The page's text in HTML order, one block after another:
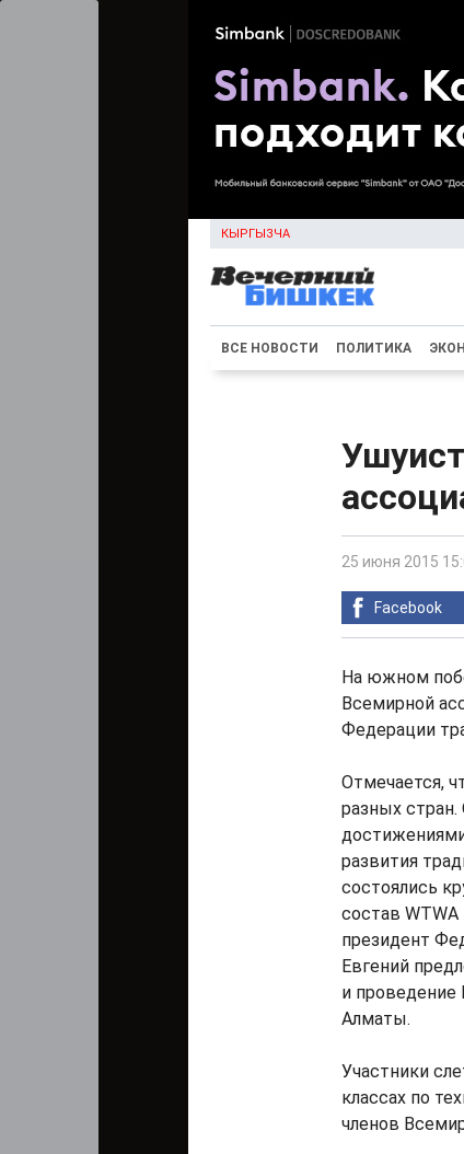
КЫРГЫЗЧА
ВСЕ НОВОСТИ ПОЛИТИКА
25 июня 2015
Facebook
На южном
Всемирной
Федерации
Отмечается,
разных
развития
состоялись
состав
президент
Евгений
и проведение
Алматы.
Участники
классах по
членов